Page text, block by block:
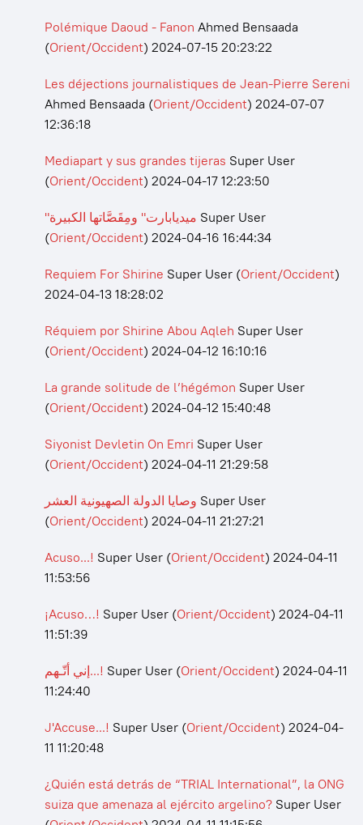
Polémique Daoud - Fanon Ahmed Bensaada
(Orient/Occident) 2024-07-15 20:23:22
Les déjections journalistiques de Jean-Pierre Sereni
Ahmed Bensaada (Orient/Occident) 2024-07-07
12:36:18
Mediapart y sus grandes tijeras Super User
(Orient/Occident) 2024-04-17 12:23:50
"ميديابارت" ومِقَصَّاتها الكبيرة Super User
(Orient/Occident) 2024-04-16 16:44:34
Requiem For Shirine Super User (Orient/Occident)
2024-04-13 18:28:02
Réquiem por Shirine Abou Aqleh Super User
(Orient/Occident) 2024-04-12 16:10:16
La grande solitude de l’hégémon Super User
(Orient/Occident) 2024-04-12 15:40:48
Siyonist Devletin On Emri Super User
(Orient/Occident) 2024-04-11 21:29:58
وصايا الدولة الصهيونية العشر Super User
(Orient/Occident) 2024-04-11 21:27:21
Acuso...! Super User (Orient/Occident) 2024-04-11
11:53:56
¡Acuso…! Super User (Orient/Occident) 2024-04-11
11:51:39
إني أتّـهم...! Super User (Orient/Occident) 2024-04-11
11:24:40
J'Accuse...! Super User (Orient/Occident) 2024-04-
11 11:20:48
¿Quién está detrás de “TRIAL International”, la ONG
suiza que amenaza al ejército argelino? Super User